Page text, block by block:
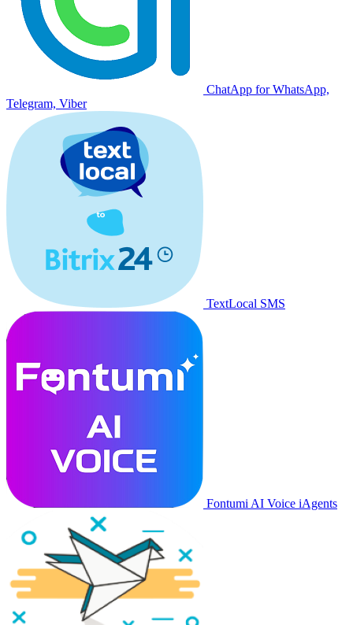
ChatApp for WhatsApp,
Telegram, Viber
TextLocal SMS
Fontumi AI Voice iAgents